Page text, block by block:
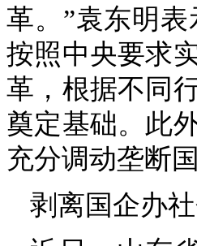
革。”袁东明
按照中央要求
革，根据不同
奠定基础。此
充分调动垄断
剥离国企办